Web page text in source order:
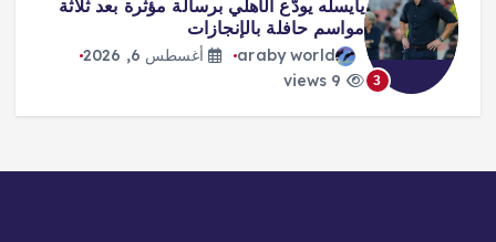
«صفقة القرن» و«الملك المصري»…
هكذا احتفت الصحافة التركية بانتقال
محمد صلاح
araby world